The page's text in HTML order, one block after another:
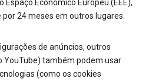
Espaço Econômico Europeu (EEE),
por 24 meses em outros lugares.
de anúncios, outros
YouTube) também podem usar
(como os cookies